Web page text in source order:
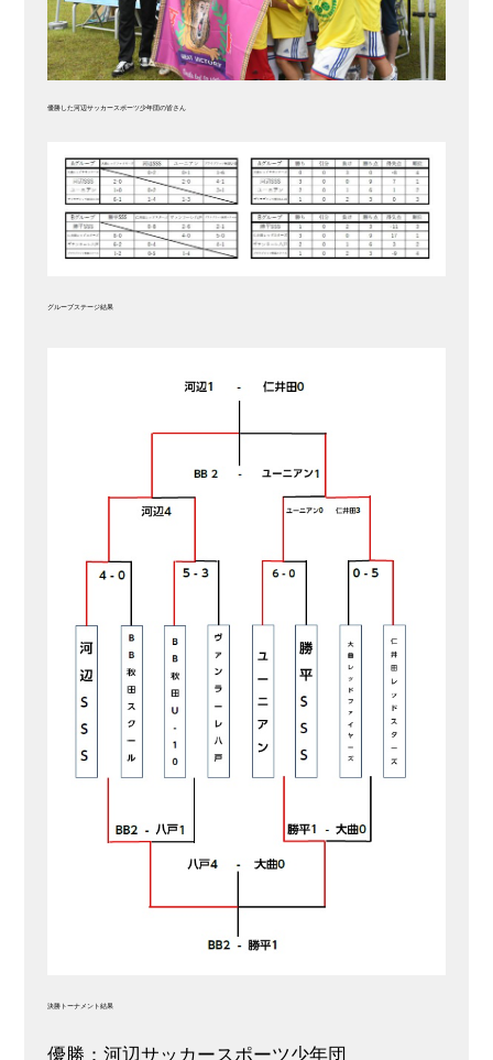
優勝した河辺サッカースポーツ少年団の皆さん
グループステージ結果
決勝トーナメント結果
優勝：河辺サッカースポーツ少年団